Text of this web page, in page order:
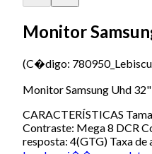
Monitor
(C�digo:
Monitor Samsung Uhd
CARACTERÍSTICAS
Contraste: Mega 8 DCR
resposta: 4(GTG) Taxa